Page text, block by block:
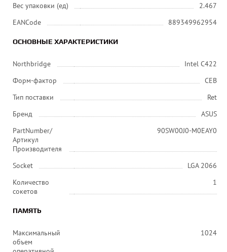
Вес упаковки (ед)
2.467
EANCode
889349962954
ОСНОВНЫЕ ХАРАКТЕРИСТИКИ
Northbridge
Intel C422
Форм-фактор
CEB
Тип поставки
Ret
Бренд
ASUS
PartNumber/
Артикул
Производителя
90SW00J0-M0EAY0
Socket
LGA 2066
Количество
сокетов
1
ПАМЯТЬ
Максимальный
объем
1024